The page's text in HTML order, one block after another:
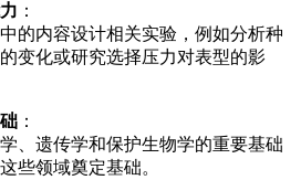
：
的内容设计相关实验，例如分析种
变化或研究选择压力对表型的影
：
、遗传学和保护生物学的重要基础
些领域奠定基础。